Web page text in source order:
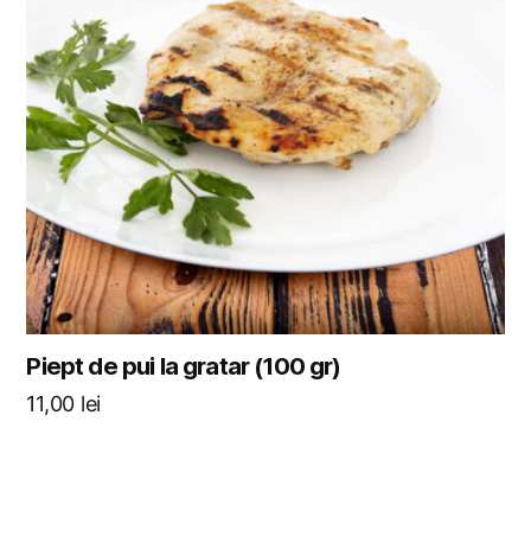
Piept de pui la gratar (100 gr)
11,00 lei